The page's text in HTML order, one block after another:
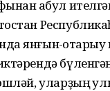
ҡабул
янғын-ҡотҡарыу
уларҙың